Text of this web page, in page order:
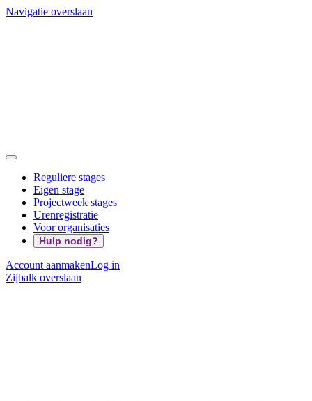
Navigatie overslaan
Reguliere stages
Eigen stage
Projectweek stages
Urenregistratie
Voor organisaties
Hulp nodig?
Account aanmakenLog in
Zijbalk overslaan